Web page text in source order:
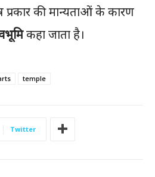
की मान्यताओं के कारण
कहा जाता है।
temple
Twitter